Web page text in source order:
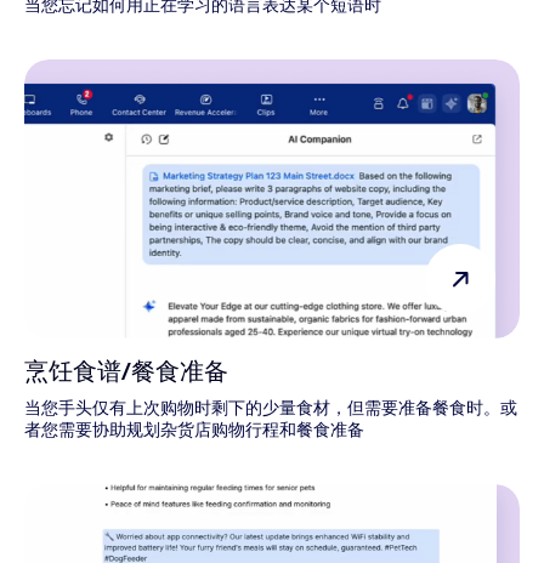
当您忘记如何用正在学习的语言表达某个短语时
烹饪食谱/餐食准备
当您手头仅有上次购物时剩下的少量食材，但需要准备餐食时。或
者您需要协助规划杂货店购物行程和餐食准备